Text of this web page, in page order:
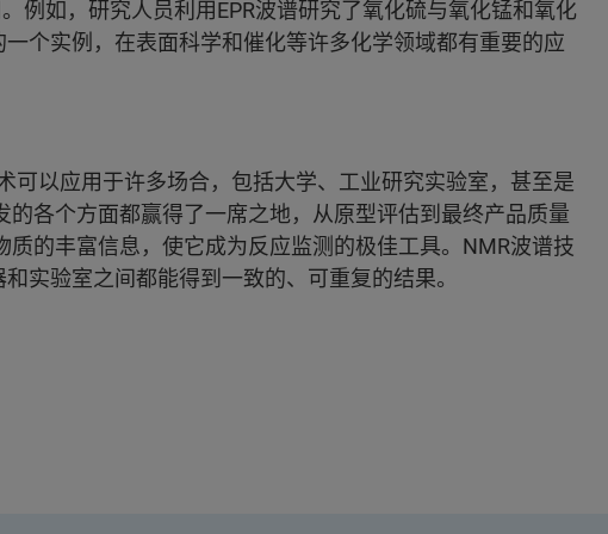
例如，研究人员利用EPR波谱研究了氧化硫与氧化锰和氧化
个实例，在表面科学和催化等许多化学领域都有重要的应
可以应用于许多场合，包括大学、工业研究实验室，甚至是
各个方面都赢得了一席之地，从原型评估到最终产品质量
的丰富信息，使它成为反应监测的极佳工具。NMR波谱技
实验室之间都能得到一致的、可重复的结果。